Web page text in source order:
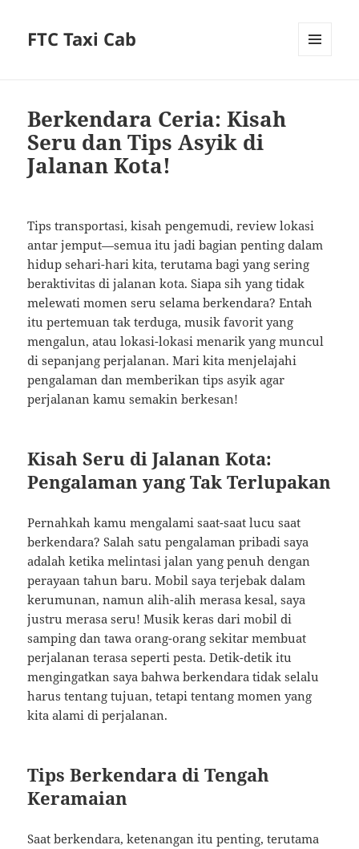
FTC Taxi Cab
Berkendara Ceria: Kisah
Seru dan Tips Asyik di
Jalanan Kota!
Tips transportasi, kisah pengemudi, review lokasi
antar jemput—semua itu jadi bagian penting dalam
hidup sehari-hari kita, terutama bagi yang sering
beraktivitas di jalanan kota. Siapa sih yang tidak
melewati momen seru selama berkendara? Entah
itu pertemuan tak terduga, musik favorit yang
mengalun, atau lokasi-lokasi menarik yang muncul
di sepanjang perjalanan. Mari kita menjelajahi
pengalaman dan memberikan tips asyik agar
perjalanan kamu semakin berkesan!
Kisah Seru di Jalanan Kota:
Pengalaman yang Tak Terlupakan
Pernahkah kamu mengalami saat-saat lucu saat
berkendara? Salah satu pengalaman pribadi saya
adalah ketika melintasi jalan yang penuh dengan
perayaan tahun baru. Mobil saya terjebak dalam
kerumunan, namun alih-alih merasa kesal, saya
justru merasa seru! Musik keras dari mobil di
samping dan tawa orang-orang sekitar membuat
perjalanan terasa seperti pesta. Detik-detik itu
mengingatkan saya bahwa berkendara tidak selalu
harus tentang tujuan, tetapi tentang momen yang
kita alami di perjalanan.
Tips Berkendara di Tengah
Keramaian
Saat berkendara, ketenangan itu penting, terutama